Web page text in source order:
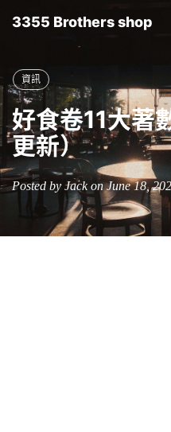
3355 Brothers shop
資訊
好食卷11大著
更新）
Posted by Jack on June 18,